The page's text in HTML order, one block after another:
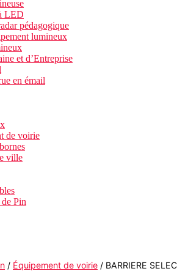
LED
pédagogique
lumineux
et d’Entreprise
en émail
de voirie
ville
Pin
/ Équipement de voirie / BARRIERE